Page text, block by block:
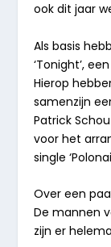
ook dit jaar
Als basis
‘Tonight’,
Hierop
samenzijn
Patrick
voor het
single
Over een
De mannen
zijn er